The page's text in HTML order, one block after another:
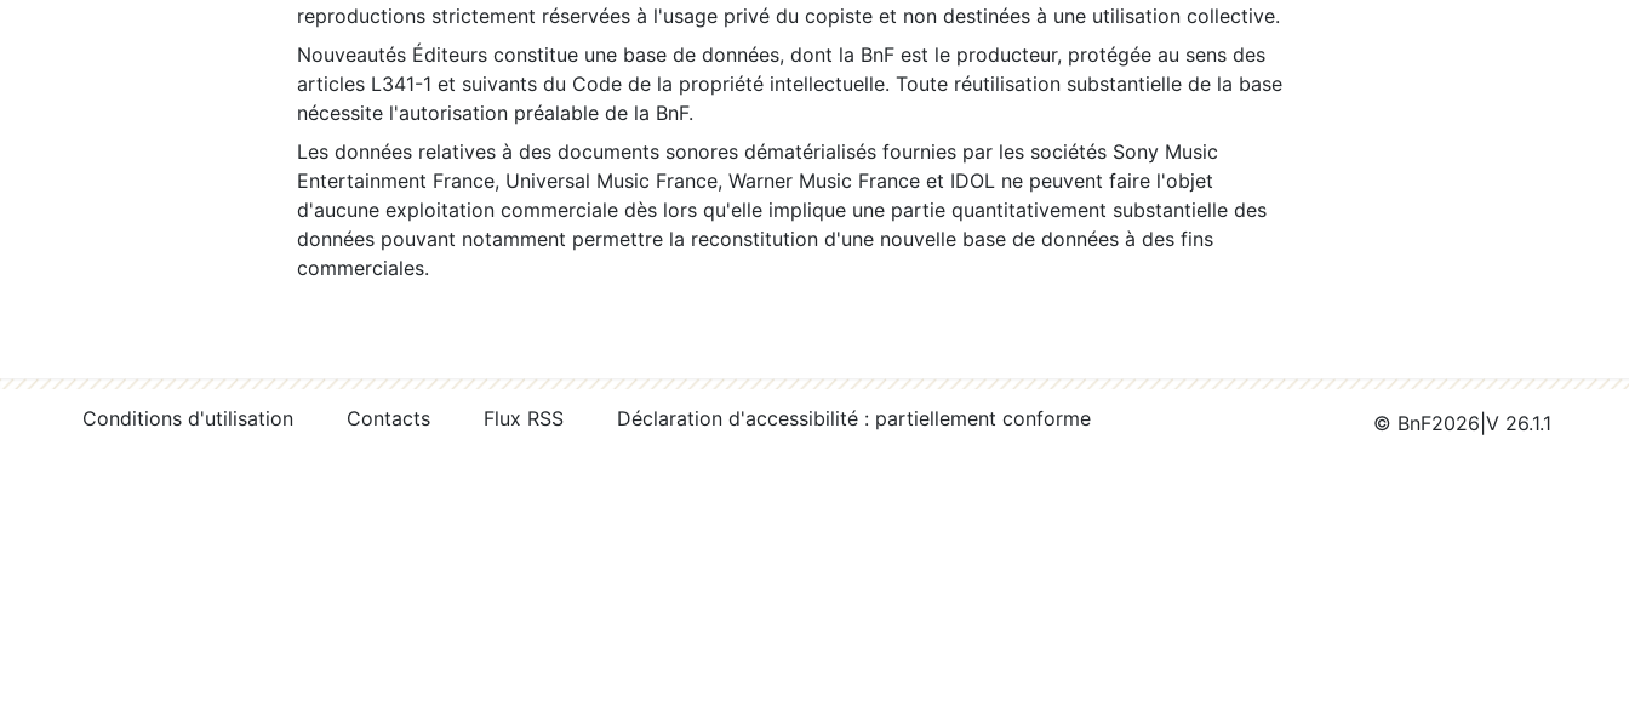
reproductions strictement réservées à l'usage privé du copiste et non destinées à une utilisation collective.
Nouveautés Éditeurs constitue une base de données, dont la BnF est le producteur, protégée au sens des
articles L341-1 et suivants du Code de la propriété intellectuelle. Toute réutilisation substantielle de la base
nécessite l'autorisation préalable de la BnF.
Les données relatives à des documents sonores dématérialisés fournies par les sociétés Sony Music
Entertainment France, Universal Music France, Warner Music France et IDOL ne peuvent faire l'objet
d'aucune exploitation commerciale dès lors qu'elle implique une partie quantitativement substantielle des
données pouvant notamment permettre la reconstitution d'une nouvelle base de données à des fins
commerciales.
Conditions d'utilisation Contacts Flux RSS Déclaration d'accessibilité : partiellement conforme © BnF2026 V 26.1.1